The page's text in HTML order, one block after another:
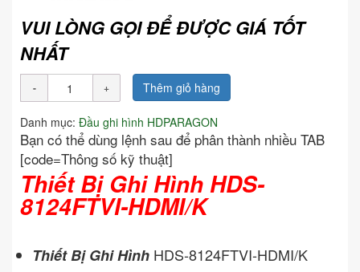
VUI LÒNG GỌI ĐỂ ĐƯỢC GIÁ TỐT
NHẤT
Thêm giỏ hàng
Danh mục: Đầu ghi hình HDPARAGON
Bạn có thể dùng lệnh sau để phân thành nhiều TAB
[code=Thông số kỹ thuật]
Thiết Bị Ghi Hình HDS-
8124FTVI-HDMI/K
Thiết Bị Ghi Hình HDS-8124FTVI-HDMI/K